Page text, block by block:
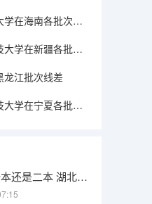
2025高考湖南中医药大学在海南各批次选科要求介绍（2026参考）
2025高考中南林业科技大学在新疆各批次选科要求介绍（2026参考）
龙江批次线差
2025高考中南林业科技大学在宁夏各批次选科要求介绍（2026参考）
湖北大学是一本还是二本 湖北大学是一本还是二本